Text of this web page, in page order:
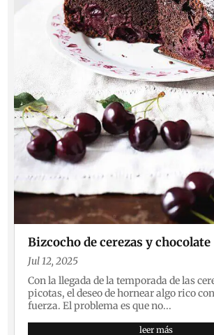
Bizcocho de cerezas y chocolate
Jul 12, 2025
Con la llegada de la temporada de las
picotas, el deseo de hornear algo rico
fuerza. El problema es que no...
leer más